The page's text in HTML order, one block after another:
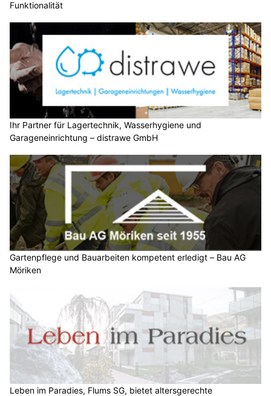
Funktionalität
Ihr Partner für Lagertechnik, Wasserhygiene und
Garageneinrichtung – distrawe GmbH
Gartenpflege und Bauarbeiten kompetent erledigt – Bau AG
Möriken
Leben im Paradies, Flums SG, bietet altersgerechte